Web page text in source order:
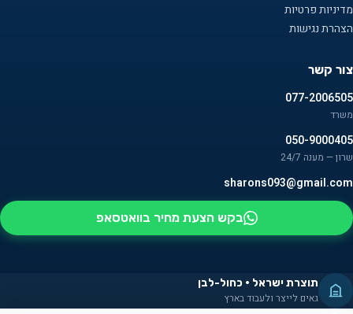
מדיניות פרטיות
הצהרת נגישות
צור קשר
077-2006505
משרד
050-9000405
שרון — מענה 24/7
sharons093@gmail.com
בקש הצעת מחיר בוואטסאפ
תוצרת ישראל · כחול-לבן
גאים לייצר ולעבוד בארץ